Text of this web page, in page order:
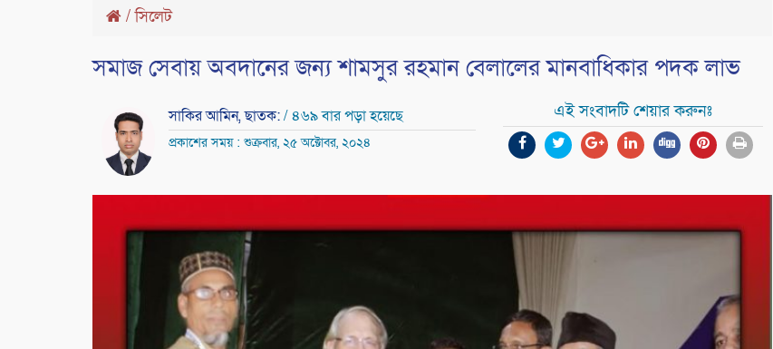
/সিলেট
সমাজ সেবায় অবদানের জন্য শামসুর রহমান বেলালের মানবাধিকার পদক লাভ
সাকির আমিন, ছাতক:/ ৪৬৯ বার পড়া হয়েছে
প্রকাশের সময় : শুক্রবার, ২৫ অক্টোবর, ২০২৪
এই সংবাদটি শেয়ার করুনঃ